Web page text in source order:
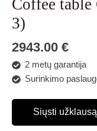
Coffee
3)
2943.00 €
2 metų garantija
Surinkimo
Siųsti užklausą